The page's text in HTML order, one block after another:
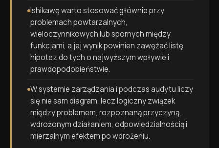
Ishikawę warto stosować głównie przy
problemach powtarzalnych,
wieloczynnikowych lub spornych między
funkcjami, a jej wynik powinien zawężać listę
hipotez do tych o najwyższym wpływie i
prawdopodobieństwie.
W systemie zarządzania i podczas audytu liczy
się nie sam diagram, lecz logiczny związek
między problemem, rozpoznaną przyczyną,
wdrożonym działaniem, odpowiedzialnością i
mierzalnym efektem po wdrożeniu.